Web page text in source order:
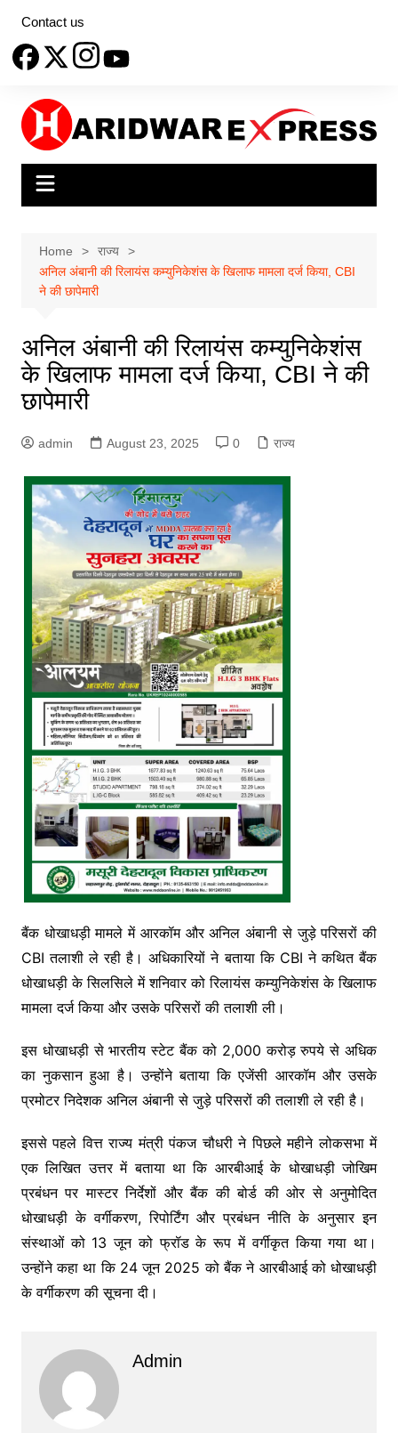
content
Contact us
Home
राज्य
अनिल अंबानी की रिलायंस कम्युनिकेशंस के खिलाफ मामला दर्ज किया, CBI
ने की छापेमारी
अनिल अंबानी की रिलायंस कम्युनिकेशंस
के खिलाफ मामला दर्ज किया, CBI ने की
छापेमारी
admin August 23, 2025 0 राज्य
बैंक धोखाधड़ी मामले में आरकॉम और अनिल अंबानी से जुड़े परिसरों की
CBI तलाशी ले रही है। अधिकारियों ने बताया कि CBI ने कथित बैंक
धोखाधड़ी के सिलसिले में शनिवार को रिलायंस कम्युनिकेशंस के खिलाफ
मामला दर्ज किया और उसके परिसरों की तलाशी ली।
इस धोखाधड़ी से भारतीय स्टेट बैंक को 2,000 करोड़ रुपये से अधिक
का नुकसान हुआ है। उन्होंने बताया कि एजेंसी आरकॉम और उसके
प्रमोटर निदेशक अनिल अंबानी से जुड़े परिसरों की तलाशी ले रही है।
इससे पहले वित्त राज्य मंत्री पंकज चौधरी ने पिछले महीने लोकसभा में
एक लिखित उत्तर में बताया था कि आरबीआई के धोखाधड़ी जोखिम
प्रबंधन पर मास्टर निर्देशों और बैंक की बोर्ड की ओर से अनुमोदित
धोखाधड़ी के वर्गीकरण, रिपोर्टिंग और प्रबंधन नीति के अनुसार इन
संस्थाओं को 13 जून को फ्रॉड के रूप में वर्गीकृत किया गया था।
उन्होंने कहा था कि 24 जून 2025 को बैंक ने आरबीआई को धोखाधड़ी
के वर्गीकरण की सूचना दी।
Admin